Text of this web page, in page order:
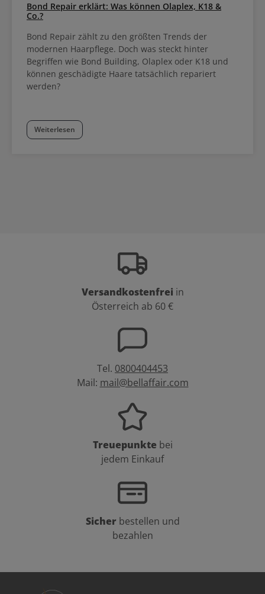
Bond Repair erklärt: Was können Olaplex, K18 &
Co.?
Bond Repair zählt zu den größten Trends der
modernen Haarpflege. Doch was steckt hinter
Begriffen wie Bond Building, Olaplex oder K18 und
können geschädigte Haare tatsächlich repariert
werden?
Weiterlesen
Versandkostenfrei in
Österreich ab 60 €
Tel. 0800404453
Mail: mail@bellaffair.com
Treuepunkte bei
jedem Einkauf
Sicher bestellen und
bezahlen